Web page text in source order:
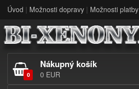
Úvod | Možnosti dopravy | Možnosti platby
0
Nákupný košík
0 EUR